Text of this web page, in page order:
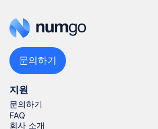
지원
문의하기
FAQ
회사 소개
문의하기